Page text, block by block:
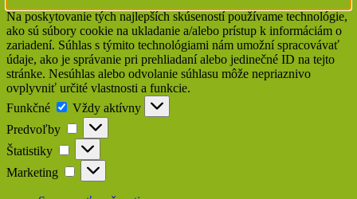
Na poskytovanie tých najlepších skúseností používame technológie,
ako sú súbory cookie na ukladanie a/alebo prístup k informáciám o
zariadení. Súhlas s týmito technológiami nám umožní spracovávať
údaje, ako je správanie pri prehliadaní alebo jedinečné ID na tejto
stránke. Nesúhlas alebo odvolanie súhlasu môže nepriaznivo
ovplyvniť určité vlastnosti a funkcie.
Funkčné
Funkčné
Vždy aktívny
Predvoľby
Predvoľby
Štatistiky Štatistiky
Marketing Marketing